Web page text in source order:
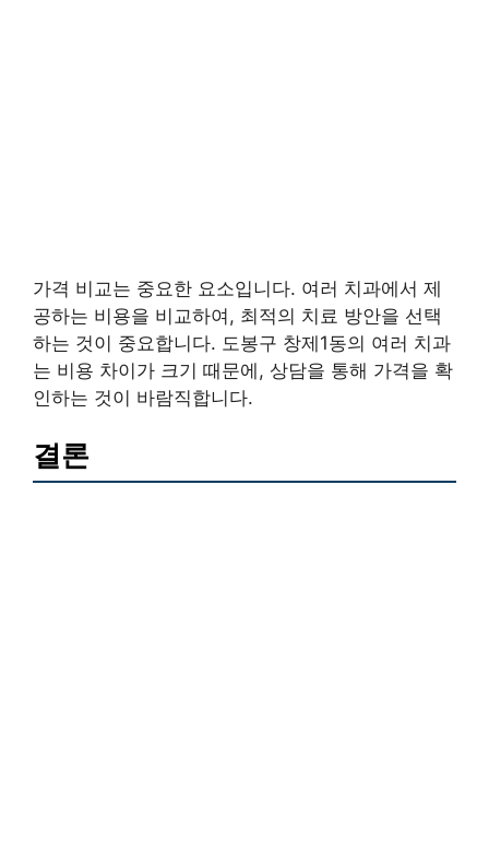
가격 비교는 중요한 요소입니다. 여러 치과에서 제
공하는 비용을 비교하여, 최적의 치료 방안을 선택
하는 것이 중요합니다. 도봉구 창제1동의 여러 치과
는 비용 차이가 크기 때문에, 상담을 통해 가격을 확
인하는 것이 바람직합니다.
결론